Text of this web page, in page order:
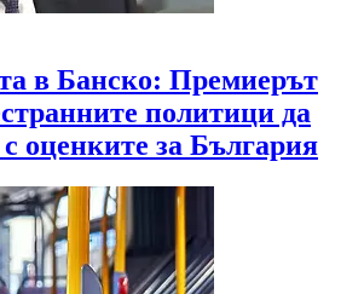
в Банско: Премиерът
политици да
оценките за България